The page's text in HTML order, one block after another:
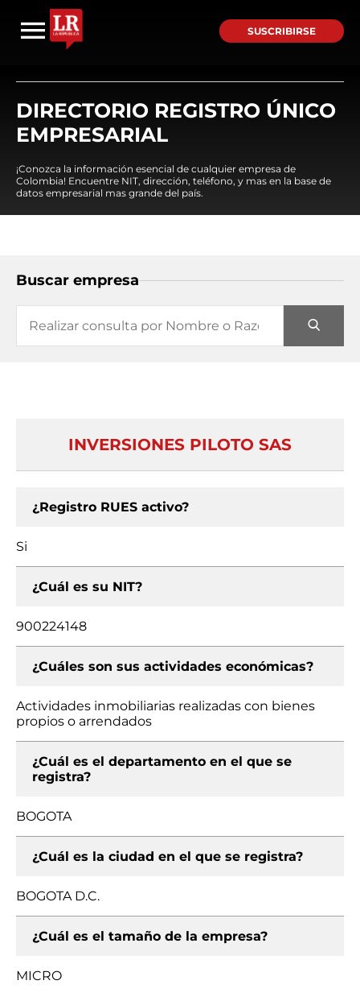
SUSCRIBIRSE
DIRECTORIO REGISTRO ÚNICO
EMPRESARIAL
¡Conozca la información esencial de cualquier empresa de
Colombia! Encuentre NIT, dirección, teléfono, y mas en la base de
datos empresarial mas grande del país.
Buscar empresa
INVERSIONES PILOTO SAS
¿Registro RUES activo?
Si
¿Cuál es su NIT?
900224148
¿Cuáles son sus actividades económicas?
Actividades inmobiliarias realizadas con bienes
propios o arrendados
¿Cuál es el departamento en el que se
registra?
BOGOTA
¿Cuál es la ciudad en el que se registra?
BOGOTA D.C.
¿Cuál es el tamaño de la empresa?
MICRO